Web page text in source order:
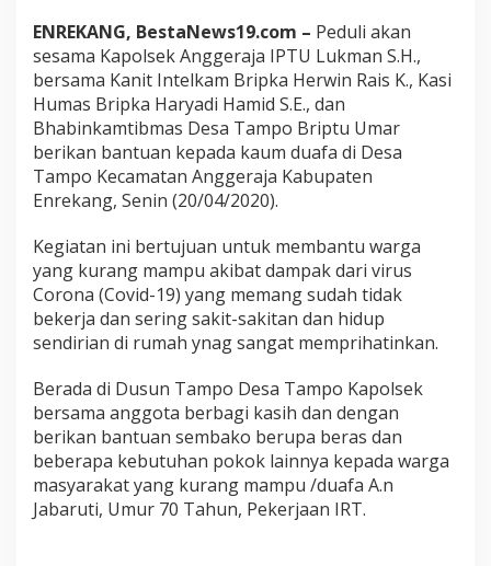
a
a
n
K
a
p
o
s
e
A
n
g
g
e
r
j
a
E
n
r
e
k
a
ENREKANG, BestaNews19.com – Peduli akan
sesama Kapolsek Anggeraja IPTU Lukman S.H.,
bersama Kanit Intelkam Bripka Herwin Rais K., Kasi
Humas Bripka Haryadi Hamid S.E., dan
Bhabinkamtibmas Desa Tampo Briptu Umar
berikan bantuan kepada kaum duafa di Desa
Tampo Kecamatan Anggeraja Kabupaten
Enrekang, Senin (20/04/2020).
Kegiatan ini bertujuan untuk membantu warga
yang kurang mampu akibat dampak dari virus
Corona (Covid-19) yang memang sudah tidak
bekerja dan sering sakit-sakitan dan hidup
sendirian di rumah ynag sangat memprihatinkan.
Berada di Dusun Tampo Desa Tampo Kapolsek
bersama anggota berbagi kasih dan dengan
berikan bantuan sembako berupa beras dan
beberapa kebutuhan pokok lainnya kepada warga
masyarakat yang kurang mampu /duafa A.n
Jabaruti, Umur 70 Tahun, Pekerjaan IRT.